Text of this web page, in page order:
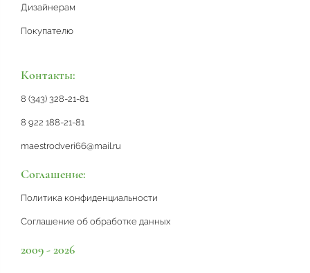
Дизайнерам
Покупателю
Контакты:
8 (343) 328-21-81
8 922 188-21-81
maestrodveri66@mail.ru
Соглашение:
Политика конфиденциальности
Соглашение об обработке данных
2009 - 2026